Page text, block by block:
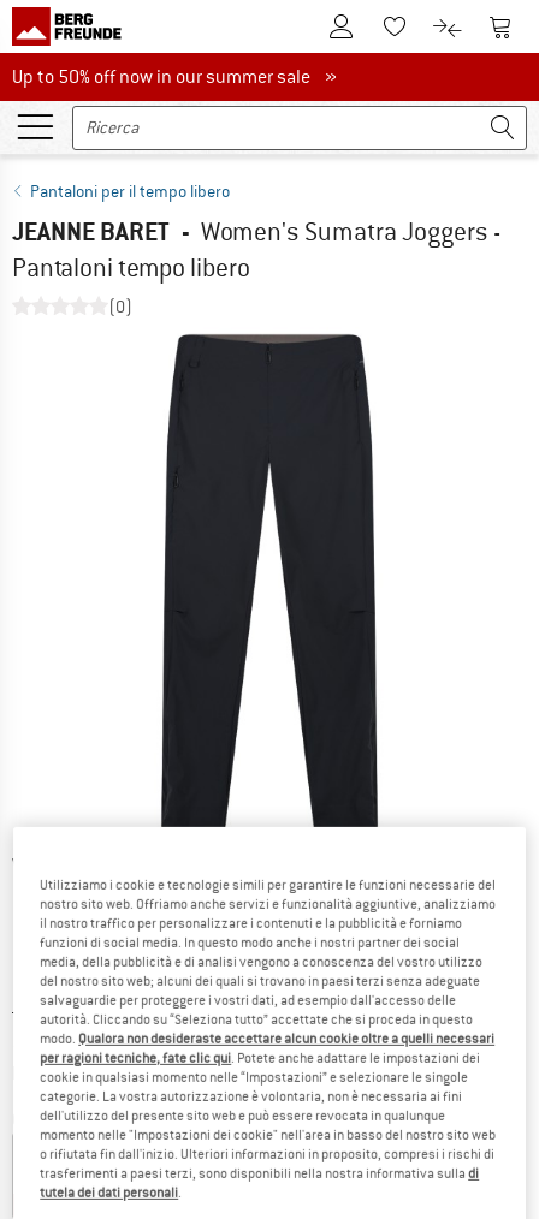
Al conto clienteAlla lista
Al Al
Up to 50% off now in our summer sale
Up to 50% off now in our summer sale »
Pantaloni per il tempo libero
JEANNE BARET - Women's Sumatra Joggers -
Pantaloni tempo libero
(0)
Viste dettagliate
Prezzo originale :
139,95€
Prezzo:
55,98€ incl. IVA
più Spese di spedizioneInformazioni sui costi di spedizione. Si apre in
Colore:Lavagna
60% 60% 60%
Utilizziamo i cookie e tecnologie simili per garantire le funzioni necessarie del
nostro sito web. Offriamo anche servizi e funzionalità aggiuntive, analizziamo
il nostro traffico per personalizzare i contenuti e la pubblicità e forniamo
funzioni di social media. In questo modo anche i nostri partner dei social
media, della pubblicità e di analisi vengono a conoscenza del vostro utilizzo
del nostro sito web; alcuni dei quali si trovano in paesi terzi senza adeguate
salvaguardie per proteggere i vostri dati, ad esempio dall'accesso delle
autorità. Cliccando su “Seleziona tutto” accettate che si proceda in questo
modo. Qualora non desideraste accettare alcun cookie oltre a quelli necessari
per ragioni tecniche, fate clic qui. Potete anche adattare le impostazioni dei
cookie in qualsiasi momento nelle “Impostazioni” e selezionare le singole
categorie. La vostra autorizzazione è volontaria, non è necessaria ai fini
dell'utilizzo del presente sito web e può essere revocata in qualunque
momento nelle "Impostazioni dei cookie" nell'area in basso del nostro sito web
o rifiutata fin dall'inizio. Ulteriori informazioni in proposito, compresi i rischi di
trasferimenti a paesi terzi, sono disponibili nella nostra informativa sulladi
tutela dei dati personali.